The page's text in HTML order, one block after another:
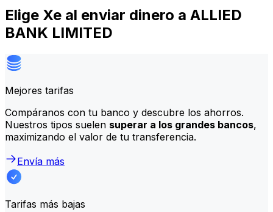
Elige Xe al enviar dinero a ALLIED
BANK LIMITED
Mejores tarifas
Compáranos con tu banco y descubre los ahorros.
Nuestros tipos suelen superar a los grandes bancos,
maximizando el valor de tu transferencia.
Envía más
Tarifas más bajas